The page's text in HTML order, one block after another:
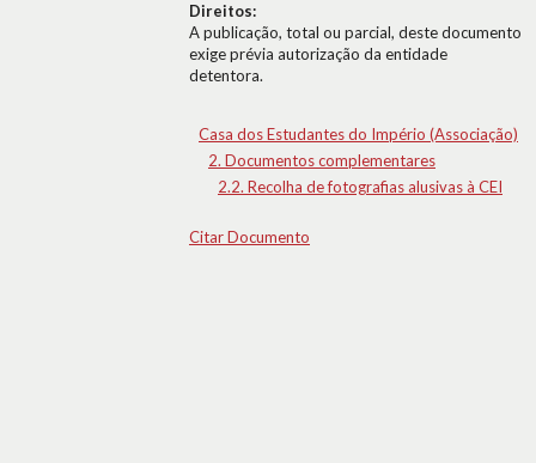
Direitos:
A publicação, total ou parcial, deste documento
exige prévia autorização da entidade
detentora.
Casa dos Estudantes do Império (Associação)
2. Documentos complementares
2.2. Recolha de fotografias alusivas à CEI
Citar Documento